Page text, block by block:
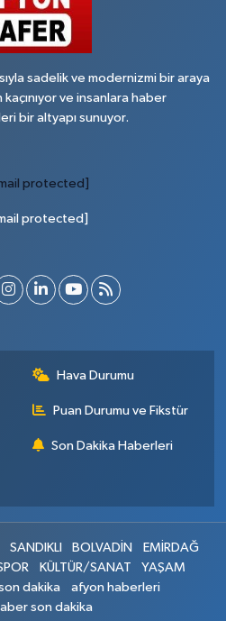
sadelik ve modernizmi bir araya
ve insanlara haber
bir altyapı sunuyor.
protected]
protected]
Hava Durumu
Puan Durumu ve Fikstür
Son Dakika Haberleri
SANDIKLI BOLVADİN
EMİRDAĞ
KÜLTÜR/SANAT
YAŞAM
dakika
afyon haberleri
son dakika